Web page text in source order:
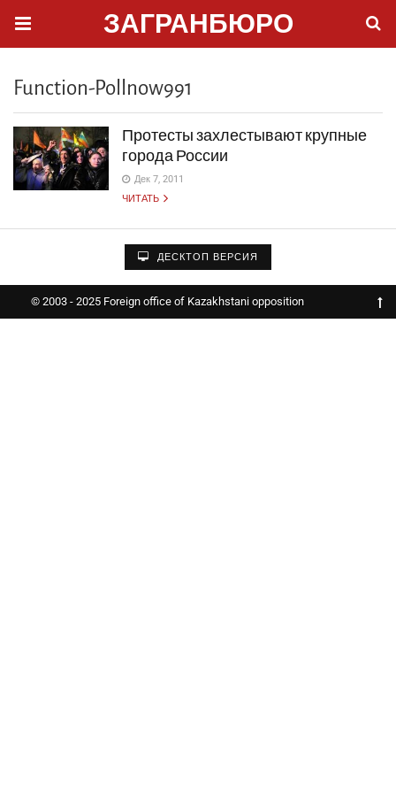
ЗАГРАНБЮРО
Function-Pollnow991
Протесты захлестывают крупные
города России
Дек 7, 2011
ЧИТАТЬ
ДЕСКТОП ВЕРСИЯ
© 2003 - 2025 Foreign office of Kazakhstani opposition